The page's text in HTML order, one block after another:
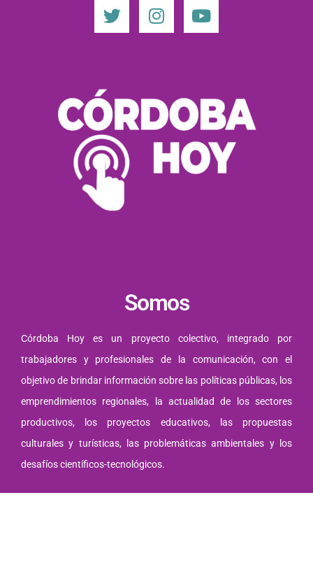
Somos
Córdoba Hoy es un proyecto colectivo, integrado por
trabajadores y profesionales de la comunicación, con el
objetivo de brindar información sobre las políticas públicas, los
emprendimientos regionales, la actualidad de los sectores
productivos, los proyectos educativos, las propuestas
culturales y turísticas, las problemáticas ambientales y los
desafíos científicos-tecnológicos.